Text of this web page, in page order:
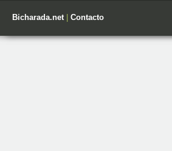
Bicharada.net| Contacto